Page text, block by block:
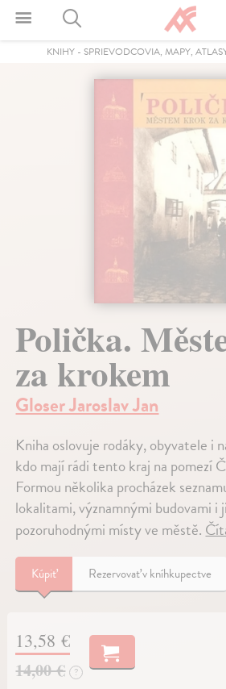
KNIHY - SPRIEVODCOVIA, MAPY,
Polička.
za krokem
Gloser Jaroslav Jan
Kniha oslovuje rodáky, obyvatele i
kdo mají rádi tento kraj na pomezí
Formou několika procházek
lokalitami, významnými budovami i
pozoruhodnými místy ve městě.
Kúpiť Rezervovať v kníhkupectve
13,58 €
14,00 €
?